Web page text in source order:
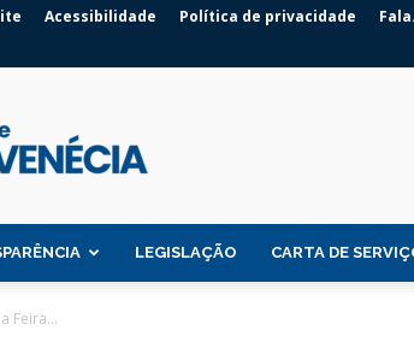
Acessibilidade Política de privacidade
LEGISLAÇÃO CARTA DE
Feira...